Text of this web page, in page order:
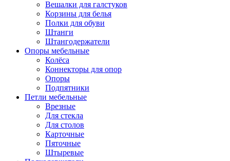
Вешалки для галстуков
Корзины для белья
Полки для обуви
Штанги
Штангодержатели
Опоры мебельные
Колёса
Коннекторы для опор
Опоры
Подпятники
Петли мебельные
Врезные
Для стекла
Для столов
Карточные
Пяточные
Штыревые